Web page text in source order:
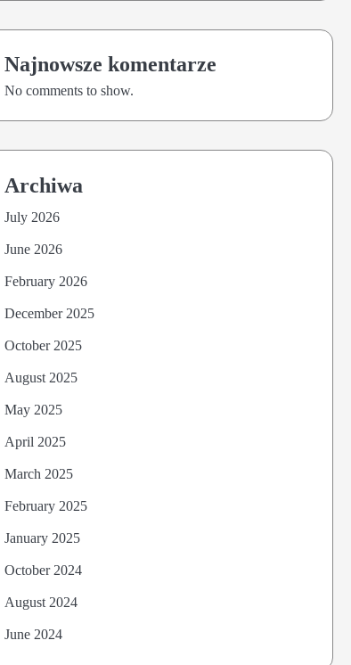
Najnowsze komentarze
No comments to show.
Archiwa
July 2026
June 2026
February 2026
December 2025
October 2025
August 2025
May 2025
April 2025
March 2025
February 2025
January 2025
October 2024
August 2024
June 2024